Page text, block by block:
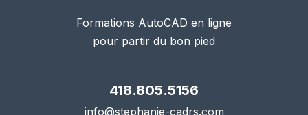
Formations AutoCAD en ligne
pour partir du bon pied
418.805.5156
info@stephanie-cadrs.com